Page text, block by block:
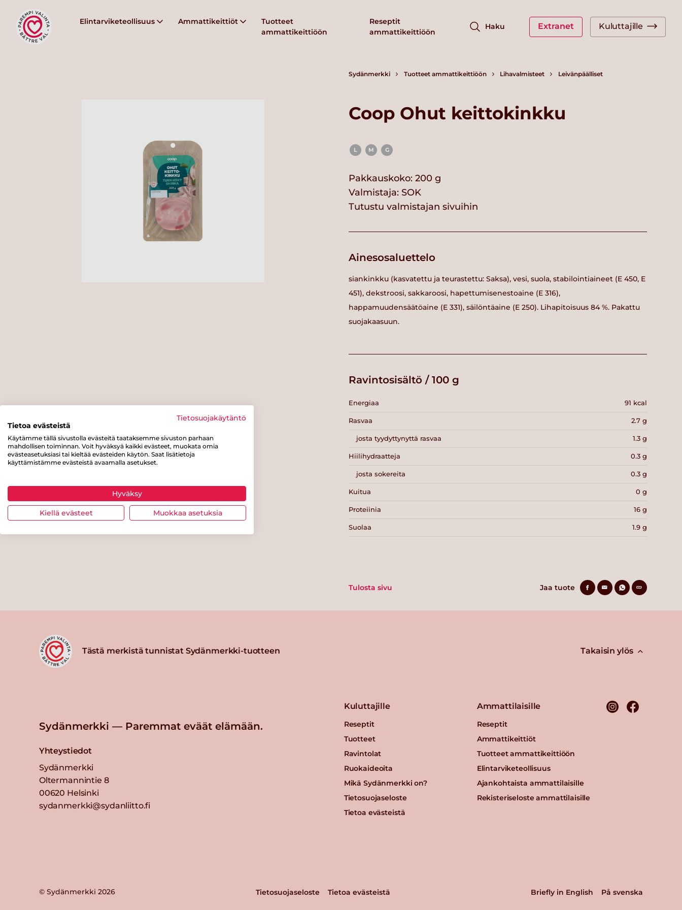
Elintarviketeollisuus Ammattikeittiöt
Tuotteet
ammattikeittiöön
Reseptit
ammattikeittiöön
Haku Extranet Kuluttajille
Sydänmerkki Tuotteet ammattikeittiöön Lihavalmisteet Leivänpäälliset
Coop Ohut keittokinkku
L M G
Pakkauskoko: 200 g
Valmistaja: SOK
Tutustu valmistajan sivuihin
Ainesosaluettelo
siankinkku (kasvatettu ja teurastettu: Saksa), vesi, suola, stabilointiaineet (E 450, E
451), dekstroosi, sakkaroosi, hapettumisenestoaine (E 316),
happamuudensäätöaine (E 331), säilöntäaine (E 250). Lihapitoisuus 84 %. Pakattu
suojakaasuun.
Ravintosisältö / 100 g
Energiaa 91 kcal
Rasvaa 2.7 g
josta tyydyttynyttä rasvaa 1.3 g
Hiilihydraatteja 0.3 g
josta sokereita 0.3 g
Kuitua 0 g
Proteiinia 16 g
Suolaa 1.9 g
Tulosta sivu Jaa tuote
Tästä merkistä tunnistat Sydänmerkki-tuotteen Takaisin ylös
Sydänmerkki — Paremmat eväät elämään.
Yhteystiedot
Sydänmerkki
Oltermannintie 8
00620 Helsinki
sydanmerkki@sydanliitto.fi
Kuluttajille
Reseptit
Tuotteet
Ravintolat
Ruokaideoita
Mikä Sydänmerkki on?
Tietosuojaseloste
Tietoa evästeistä
Ammattilaisille
Reseptit
Ammattikeittiöt
Tuotteet ammattikeittiöön
Elintarviketeollisuus
Ajankohtaista ammattilaisille
Rekisteriseloste ammattilaisille
© Sydänmerkki 2026 Tietosuojaseloste Tietoa evästeistä Briefly in English På svenska
Tietosuojakäytäntö
Tietoa evästeistä
Käytämme tällä sivustolla evästeitä taataksemme sivuston parhaan
mahdollisen toiminnan. Voit hyväksyä kaikki evästeet, muokata omia
evästeasetuksiasi tai kieltää evästeiden käytön. Saat lisätietoja
käyttämistämme evästeistä avaamalla asetukset.
Hyväksy
Kiellä evästeet Muokkaa asetuksia